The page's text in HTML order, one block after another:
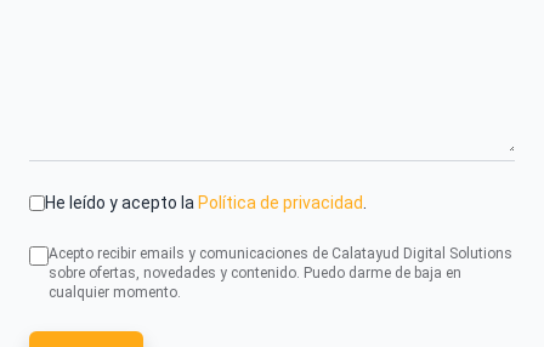
He leído y acepto la Política de privacidad
Acepto recibir emails y comunicaciones de Calatayud Digital Solutions
sobre ofertas, novedades y contenido. Puedo darme de baja en
cualquier momento.